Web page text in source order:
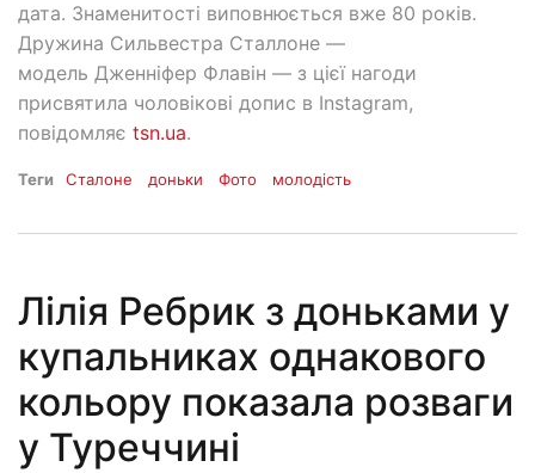
дата. Знаменитості виповнюється вже 80 років.
Дружина Сильвестра Сталлоне —
модель Дженніфер Флавін — з цієї нагоди
присвятила чоловікові допис в Instagram,
повідомляє tsn.ua.
Теги Сталоне доньки Фото молодість
Лілія Ребрик з доньками у
купальниках однакового
кольору показала розваги
у Туреччині